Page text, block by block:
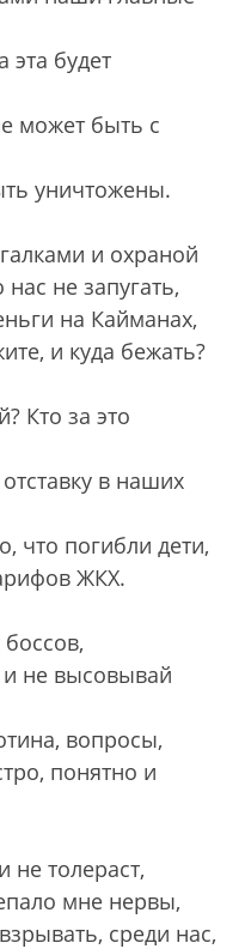
будет
может быть с
уничтожены.
и охраной
не запугать,
на Кайманах,
и куда бежать?
Кто за это
в наших
что погибли дети,
ЖКХ.
не высовывай
вопросы,
понятно и
не толераст,
мне нервы,
среди нас,